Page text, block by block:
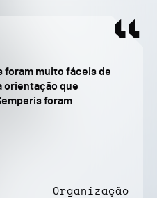
foram muito fáceis de
orientação que
foram
Organização